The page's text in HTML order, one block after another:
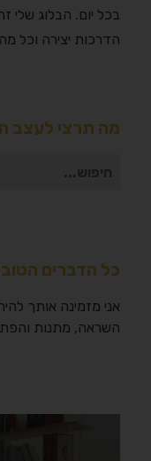
בכל יום. הבלוג שלי
הדרכות יצירה וכל
מה תרצי לעצב
חיפוש
כל הדברים
אני מזמינה אותך
השראה, מתנות